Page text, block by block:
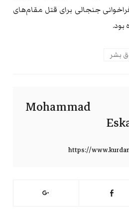
جنجالی برای قتل مقام‌های
بود.
بشر
Mohammad
https://